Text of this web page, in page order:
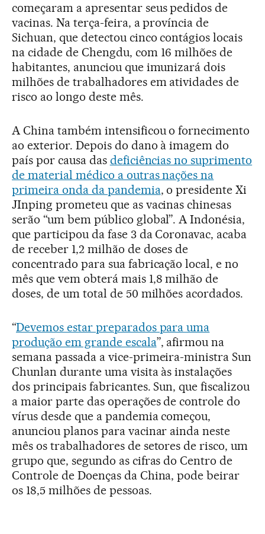
começaram a apresentar seus pedidos de
vacinas. Na terça-feira, a província de
Sichuan, que detectou cinco contágios locais
na cidade de Chengdu, com 16 milhões de
habitantes, anunciou que imunizará dois
milhões de trabalhadores em atividades de
risco ao longo deste mês.
A China também intensificou o fornecimento
ao exterior. Depois do dano à imagem do
país por causa das deficiências no suprimento
de material médico a outras nações na
primeira onda da pandemia, o presidente Xi
JInping prometeu que as vacinas chinesas
serão “um bem público global”. A Indonésia,
que participou da fase 3 da Coronavac, acaba
de receber 1,2 milhão de doses de
concentrado para sua fabricação local, e no
mês que vem obterá mais 1,8 milhão de
doses, de um total de 50 milhões acordados.
“Devemos estar preparados para uma
produção em grande escala”, afirmou na
semana passada a vice-primeira-ministra Sun
Chunlan durante uma visita às instalações
dos principais fabricantes. Sun, que fiscalizou
a maior parte das operações de controle do
vírus desde que a pandemia começou,
anunciou planos para vacinar ainda neste
mês os trabalhadores de setores de risco, um
grupo que, segundo as cifras do Centro de
Controle de Doenças da China, pode beirar
os 18,5 milhões de pessoas.